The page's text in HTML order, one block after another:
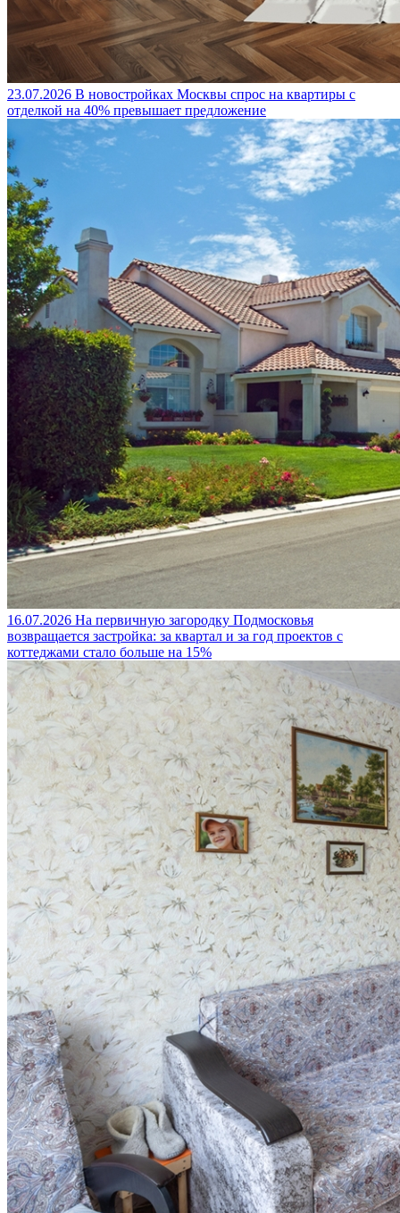
23.07.2026 В новостройках Москвы спрос на квартиры с
отделкой на 40% превышает предложение
16.07.2026 На первичную загородку Подмосковья
возвращается застройка: за квартал и за год проектов с
коттеджами стало больше на 15%